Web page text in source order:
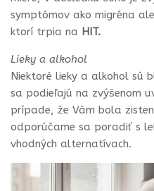
symptómov ako migréna
ktorí trpia na HIT.
Lieky a alkohol
Niektoré lieky a alkohol sú
sa podieľajú na zvýšenom
prípade, že Vám bola
odporúčame sa poradiť s
vhodných alternatívach.